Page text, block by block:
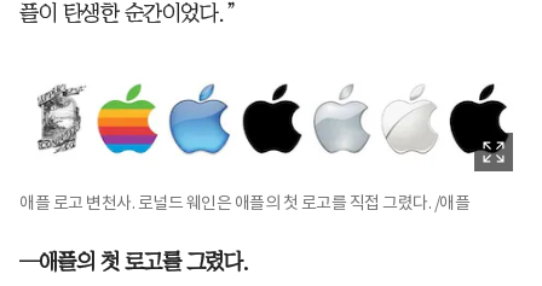
플이 탄생한 순간이었다.”
애플 로고 변천사. 로널드 웨인은 애플의 첫 로고를 직접 그렸다. /애플
─애플의 첫 로고를 그렸다.